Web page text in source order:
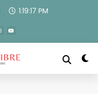
1:19:17 PM